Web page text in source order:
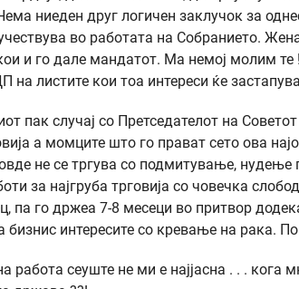
ниеден друг логичен заклучок за
во работата на Собранието.
и го дале мандатот. Ма немој молим те
листите кои тоа интереси ќе
пак случај со Претседателот на
а момците што го прават сето ова
не се тргува со подмитување,
за најгруба трговија со човечка
па го држеа 7-8 месеци во притвор
бизнис интересите со кревање на рака.
работа сеуште не ми е најјасна . . . кога